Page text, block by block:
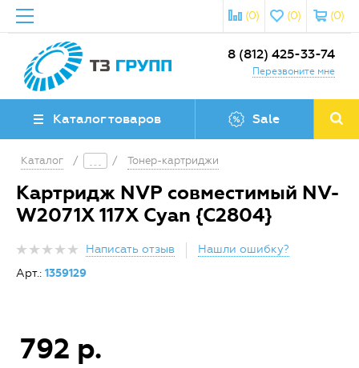
(0)
(0)
(0)
8 (812) 425-33-74
Перезвоните мне
Каталог товаров Sale
Каталог / / Тонер-картриджи
Картридж NVP совместимый NV-
W2071X 117X Cyan {C2804}
Написать отзыв
Нашли ошибку?
Арт.: 1359129
792 р.